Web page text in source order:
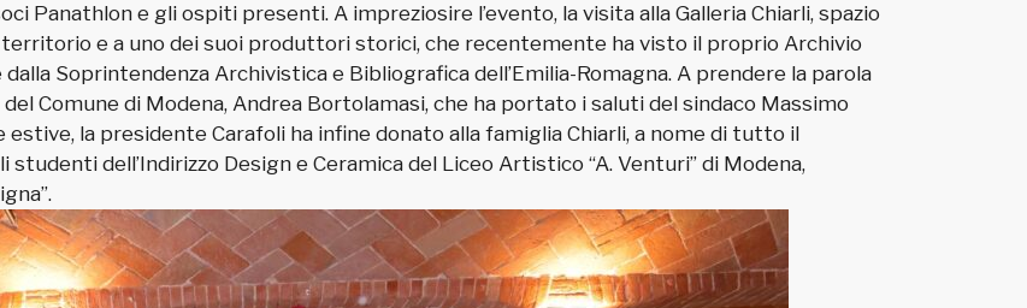
Panathlon e gli ospiti presenti. A impreziosire l’evento, la visita alla Galleria Chiarli, spazio
e a uno dei suoi produttori storici, che recentemente ha visto il proprio Archivio
Soprintendenza Archivistica e Bibliografica dell’Emilia-Romagna. A prendere la parola
Comune di Modena, Andrea Bortolamasi, che ha portato i saluti del sindaco Massimo
la presidente Carafoli ha infine donato alla famiglia Chiarli, a nome di tutto il
dell’Indirizzo Design e Ceramica del Liceo Artistico “A. Venturi” di Modena,